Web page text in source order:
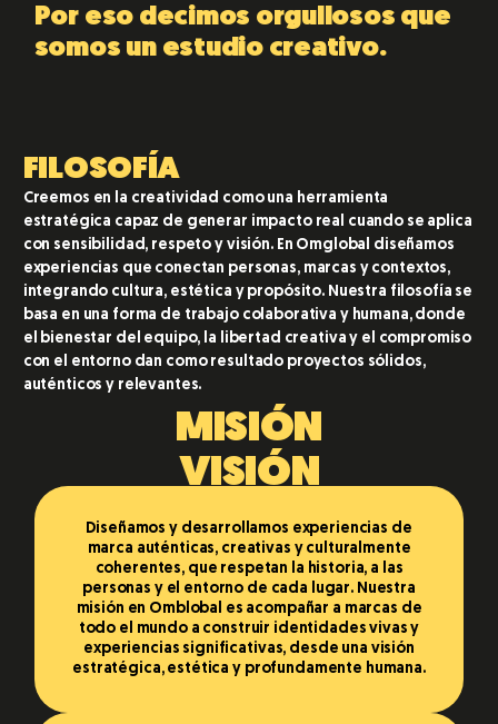
Por eso decimos orgullosos que
somos un estudio creativo.
FILOSOFÍA
Creemos en la creatividad como una herramienta
estratégica capaz de generar impacto real cuando se aplica
con sensibilidad, respeto y visión. En Omglobal diseñamos
experiencias que conectan personas, marcas y contextos,
integrando cultura, estética y propósito. Nuestra filosofía se
basa en una forma de trabajo colaborativa y humana, donde
el bienestar del equipo, la libertad creativa y el compromiso
con el entorno dan como resultado proyectos sólidos,
auténticos y relevantes.
MISIÓN
VISIÓN
Diseñamos y desarrollamos experiencias de
marca auténticas, creativas y culturalmente
coherentes, que respetan la historia, a las
personas y el entorno de cada lugar. Nuestra
misión en Omblobal es acompañar a marcas de
todo el mundo a construir identidades vivas y
experiencias significativas, desde una visión
estratégica, estética y profundamente humana.